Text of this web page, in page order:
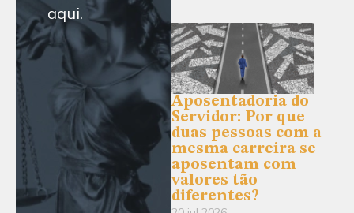
aqui.
Aposentadoria do
Servidor: Por que
duas pessoas com a
mesma carreira se
aposentam com
valores tão
diferentes?